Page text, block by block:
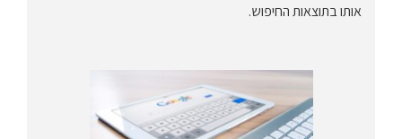
אותו בתוצאות החיפוש.